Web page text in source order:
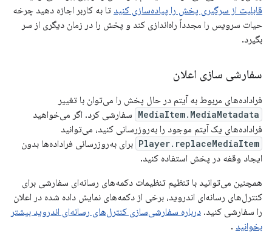
قابلیت از سرگیری پخش را پیاده‌سازی کنید تا به کاربر اجازه دهید چرخه
حیات سرویس را مجدداً راه‌اندازی کند و پخش را در زمان دیگری از سر
بگیرد.
سفارشی سازی اعلان
فراداده‌های مربوط به آیتم در حال پخش را می‌توان با تغییر
MediaItem.MediaMetadata سفارشی کرد. اگر می‌خواهید
فراداده‌های یک آیتم موجود را به‌روزرسانی کنید، می‌توانید
Player.replaceMediaItem برای به‌روزرسانی فراداده‌ها بدون
ایجاد وقفه در پخش استفاده کنید.
همچنین می‌توانید با تنظیم تنظیمات دکمه‌های رسانه‌ای سفارشی برای
کنترل‌های رسانه‌ای اندروید، برخی از دکمه‌های نمایش داده شده در اعلان
را سفارشی کنید. درباره سفارشی‌سازی کنترل‌های رسانه‌ای اندروید بیشتر
بخوانید .